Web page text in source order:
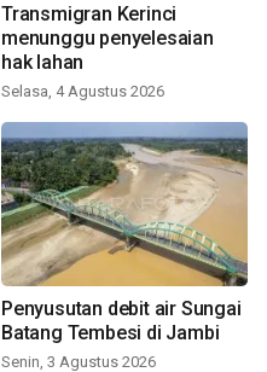
Transmigran Kerinci
menunggu penyelesaian
hak lahan
Selasa, 4 Agustus 2026
Penyusutan debit air Sungai
Batang Tembesi di Jambi
Senin, 3 Agustus 2026